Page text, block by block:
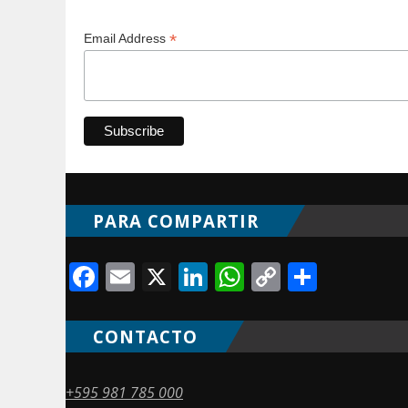
Email Address *
PARA COMPARTIR
Facebook
Email
X LinkedIn
WhatsApp
Copy
CONTACTO
+595 981 785 000